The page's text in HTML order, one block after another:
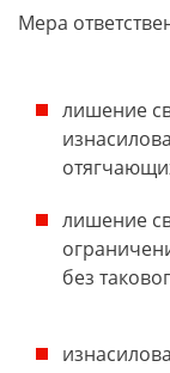
Мера
лишение
лишение
без